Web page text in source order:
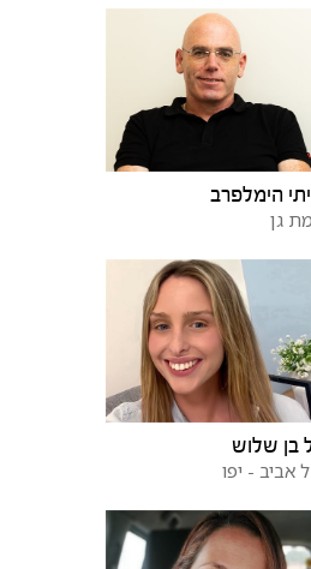
הימלפרב
גן
בן שלוש
אביב - יפו